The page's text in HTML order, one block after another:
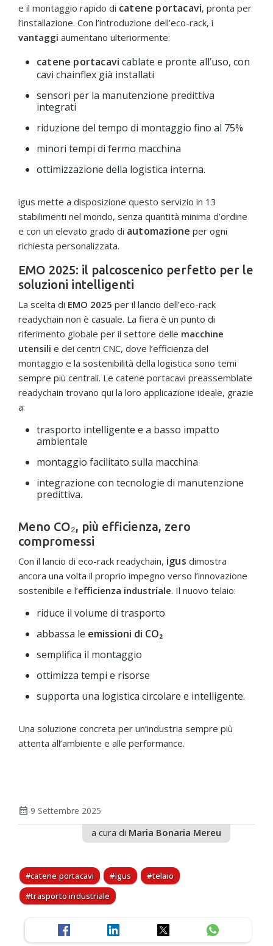
e il montaggio rapido di catene portacavi, pronta per
l’installazione. Con l’introduzione dell’eco-rack, i
vantaggi aumentano ulteriormente:
catene portacavi cablate e pronte all’uso, con
cavi chainflex già installati
sensori per la manutenzione predittiva
integrati
riduzione del tempo di montaggio fino al 75%
minori tempi di fermo macchina
ottimizzazione della logistica interna.
igus mette a disposizione questo servizio in 13
stabilimenti nel mondo, senza quantità minima d’ordine
e con un elevato grado di automazione per ogni
richiesta personalizzata.
EMO 2025: il palcoscenico perfetto per le
soluzioni intelligenti
La scelta di EMO 2025 per il lancio dell’eco-rack
readychain non è casuale. La fiera è un punto di
riferimento globale per il settore delle macchine
utensili e dei centri CNC, dove l’efficienza del
montaggio e la sostenibilità della logistica sono temi
sempre più centrali. Le catene portacavi preassemblate
readychain trovano qui la loro applicazione ideale, grazie
a:
trasporto intelligente e a basso impatto
ambientale
montaggio facilitato sulla macchina
integrazione con tecnologie di manutenzione
predittiva.
Meno CO₂, più efficienza, zero
compromessi
Con il lancio di eco-rack readychain, igus dimostra
ancora una volta il proprio impegno verso l’innovazione
sostenibile e l’efficienza industriale. Il nuovo telaio:
riduce il volume di trasporto
abbassa le emissioni di CO₂
semplifica il montaggio
ottimizza tempi e risorse
supporta una logistica circolare e intelligente.
Una soluzione concreta per un’industria sempre più
attenta all’ambiente e alle performance.
calendar_month 9 Settembre 2025
a cura di Maria Bonaria Mereu
catene portacavi igus
telaio
trasporto industriale